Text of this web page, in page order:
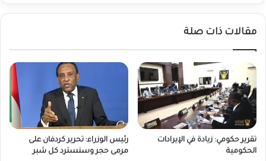
مقالات ذات صلة
تقرير حكومي: زيادة في الإيرادات
الحكومية
رئيس الوزراء: تحرير كردفان على
مرمى حجر وسنسترد كل شبر